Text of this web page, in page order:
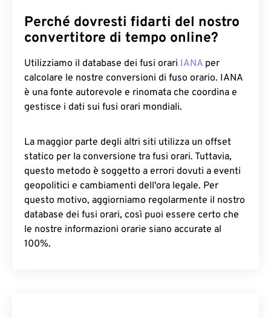
Perché dovresti fidarti del nostro
convertitore di tempo online?
Utilizziamo il database dei fusi orari IANA per
calcolare le nostre conversioni di fuso orario. IANA
è una fonte autorevole e rinomata che coordina e
gestisce i dati sui fusi orari mondiali.
La maggior parte degli altri siti utilizza un offset
statico per la conversione tra fusi orari. Tuttavia,
questo metodo è soggetto a errori dovuti a eventi
geopolitici e cambiamenti dell'ora legale. Per
questo motivo, aggiorniamo regolarmente il nostro
database dei fusi orari, così puoi essere certo che
le nostre informazioni orarie siano accurate al
100%.